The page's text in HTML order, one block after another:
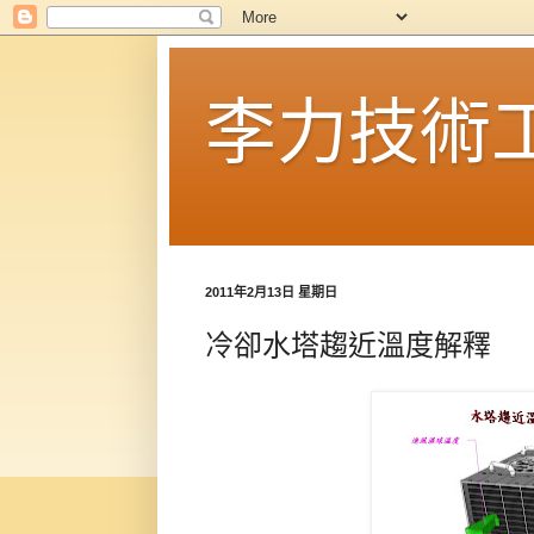
李力技術
2011年2月13日 星期日
冷卻水塔趨近溫度解釋